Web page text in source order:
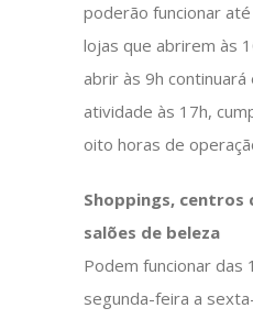
poderão funcionar
lojas que abrirem às
abrir às 9h continuará
atividade às 17h,
oito horas de
Shoppings, centros
salões de beleza
Podem funcionar das
segunda-feira a